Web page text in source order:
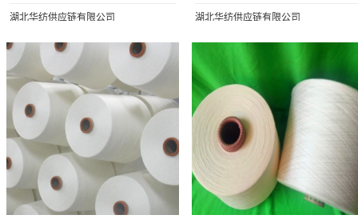
湖北华纺供应链有限公司 湖北华纺供应链有限公司